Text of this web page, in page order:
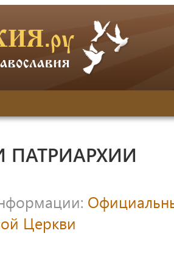
ПАТРИАРХИИ
Церкви